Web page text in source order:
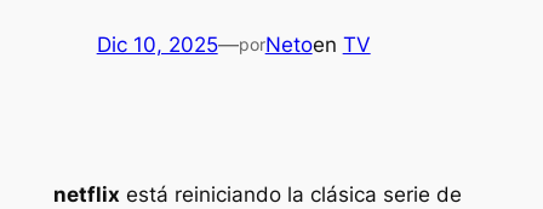
Dic 10, 2025—porNetoen TV
netflix está reiniciando la clásica serie de